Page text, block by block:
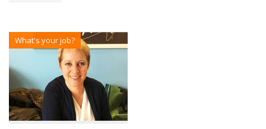
What's your job?